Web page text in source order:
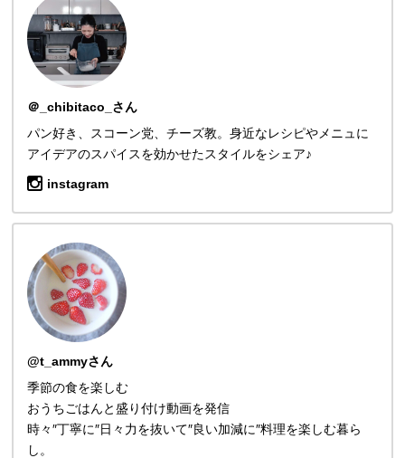
＠_chibitaco_さん
パン好き、スコーン党、チーズ教。身近なレシピやメニュに
アイデアのスパイスを効かせたスタイルをシェア♪
instagram
@t_ammyさん
季節の食を楽しむ
おうちごはんと盛り付け動画を発信
時々″丁寧に″日々力を抜いて″良い加減に″料理を楽しむ暮ら
し。